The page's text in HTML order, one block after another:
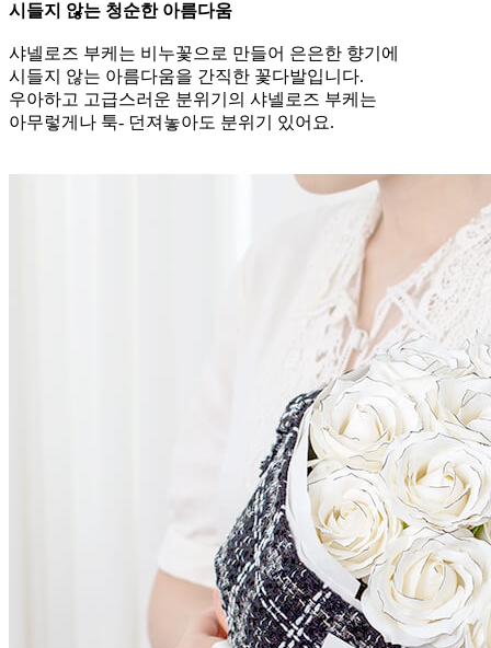
시들지 않는 청순한 아름다움
샤넬로즈 부케는 비누꽃으로 만들어 은은한 향기에
시들지 않는 아름다움을 간직한 꽃다발입니다.
우아하고 고급스러운 분위기의 샤넬로즈 부케는
아무렇게나 툭- 던져놓아도 분위기 있어요.